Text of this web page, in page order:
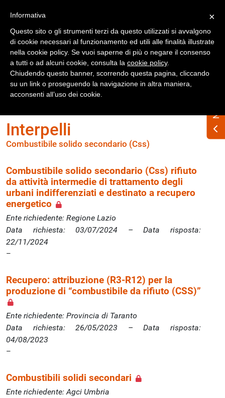
Accedi
Home
Interpelli
Combustibile solido secondario (Css)
Interpelli
Combustibile solido secondario (Css)
Combustibile solido secondario (Css) rifiuto
da attività intermedie di trattamento degli
urbani indifferenziati e destinato a recupero
energetico
Ente richiedente: Regione Lazio
Data richiesta: 03/07/2024 – Data risposta:
22/11/2024
Recupero: attribuzione (R3‐R12) per la
produzione di “combustibile da rifiuto (CSS)”
Ente richiedente: Provincia di Taranto
Data richiesta: 26/05/2023 – Data risposta:
04/08/2023
Combustibili solidi secondari
Ente richiedente: Agci Umbria
×
Informativa
Questo sito o gli strumenti terzi da questo utilizzati si avvalgono
di cookie necessari al funzionamento ed utili alle finalità illustrate
nella cookie policy. Se vuoi saperne di più o negare il consenso
a tutti o ad alcuni cookie, consulta la cookie policy.
Chiudendo questo banner, scorrendo questa pagina, cliccando
su un link o proseguendo la navigazione in altra maniera,
acconsenti all’uso dei cookie.